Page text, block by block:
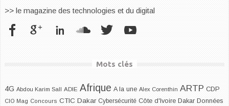
>> le magazine des technologies et du digital
Mots clés
4G Abdou Karim Sall ADIE Afrique A la une Alex Corenthin ARTP CDP
CIO Mag Concours CTIC Dakar Cybersécurité Côte d'Ivoire Dakar Données